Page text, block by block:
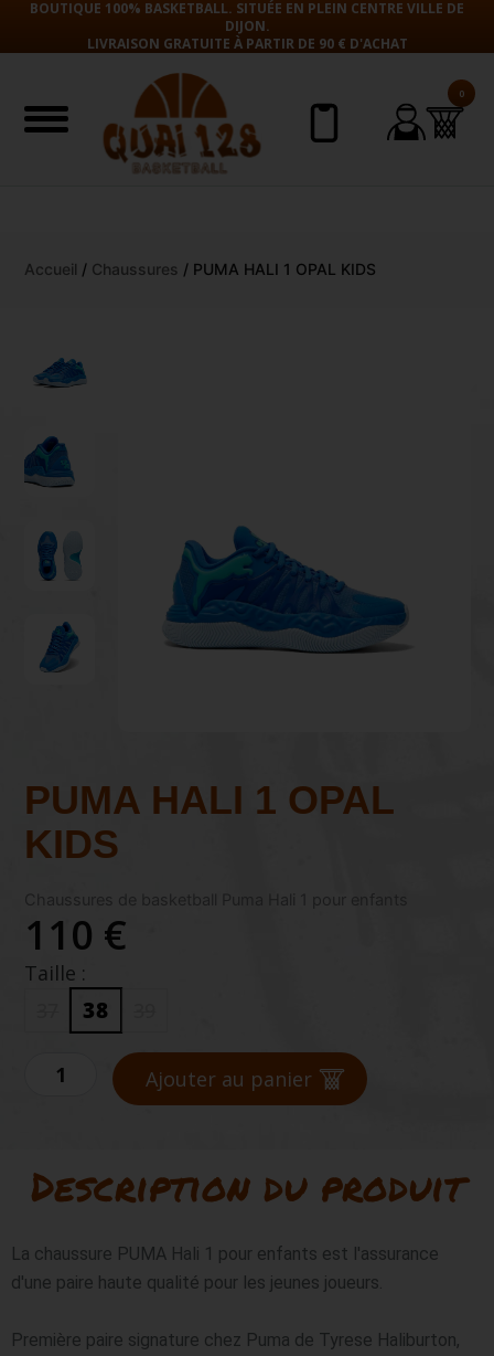
BOUTIQUE 100% BASKETBALL. SITUÉE EN PLEIN CENTRE VILLE DE
DIJON.
LIVRAISON GRATUITE À PARTIR DE 90 € D'ACHAT
0
Accueil / Chaussures / PUMA HALI 1 OPAL KIDS
PUMA HALI 1 OPAL
KIDS
Chaussures de basketball Puma Hali 1 pour enfants
110 €
Taille :
38
PUMA
KIDS
Ajouter au panier
Description du produit
La chaussure PUMA Hali 1 pour enfants est l'assurance
d'une paire haute qualité pour les jeunes joueurs.
Première paire signature chez Puma de Tyrese Haliburton,